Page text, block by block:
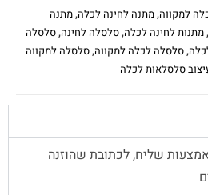
למקווה,מתנה לחינה לכלה,מתנה
,מתנות לחינה לכלה,סלסלה לחינה,סלסלה
,סלסלה לכלה למקווה,סלסלה למקווה
סלסלאות לכלה
שליח, לכתובת שהוזנה